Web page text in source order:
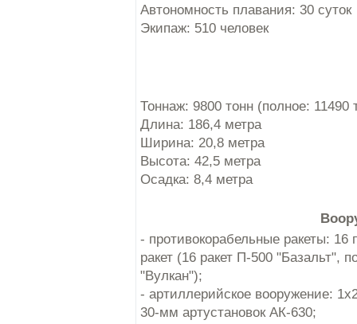
Автономность плавания: 30 суток
Экипаж: 510 человек
Тоннаж: 9800 тонн (полное: 11490
Длина: 186,4 метра
Ширина: 20,8 метра
Высота: 42,5 метра
Осадка: 8,4 метра
- противокорабельные ракеты: 16
ракет (16 ракет П-500 "Базальт",
"Вулкан");
- артиллерийское вооружение:
30-мм артустановок АК-630;